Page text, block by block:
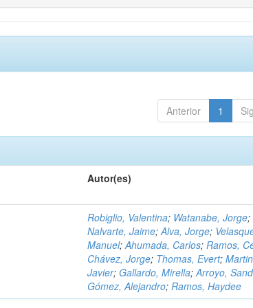
Anterior 1
Autor(es)
Robiglio, Valentina; Watanabe, Jorge;
Nalvarte, Jaime;Alva, Jorge;
Manuel;Ahumada, Carlos;Ramos,
Chávez, Jorge; Thomas, Evert;
Javier; Gallardo, Mirella;Arroyo,
Gómez, Alejandro;Ramos, Haydee